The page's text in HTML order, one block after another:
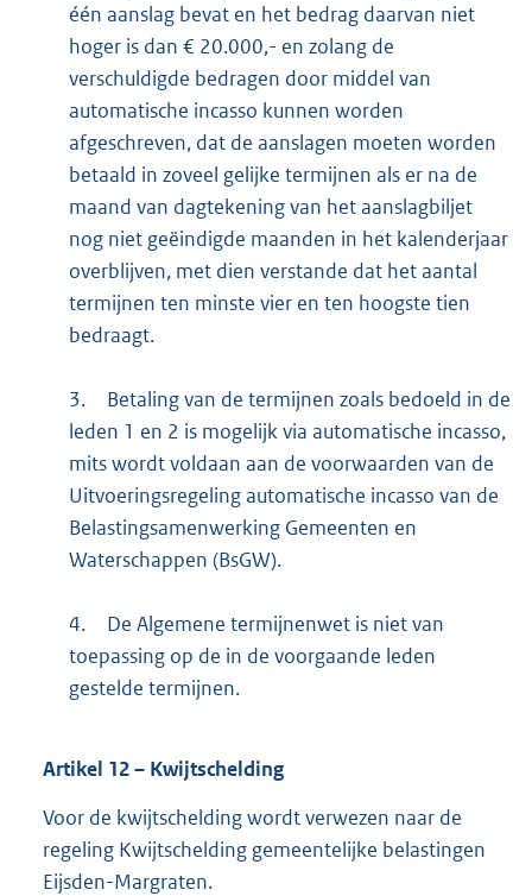
één aanslag bevat en het bedrag daarvan niet
hoger is dan € 20.000,- en zolang de
verschuldigde bedragen door middel van
automatische incasso kunnen worden
afgeschreven, dat de aanslagen moeten worden
betaald in zoveel gelijke termijnen als er na de
maand van dagtekening van het aanslagbiljet
nog niet geëindigde maanden in het kalenderjaar
overblijven, met dien verstande dat het aantal
termijnen ten minste vier en ten hoogste tien
bedraagt.
3.
Betaling van de termijnen zoals bedoeld in de
leden 1 en 2 is mogelijk via automatische incasso,
mits wordt voldaan aan de voorwaarden van de
Uitvoeringsregeling automatische incasso van de
Belastingsamenwerking Gemeenten en
Waterschappen (BsGW).
4.
De Algemene termijnenwet is niet van
toepassing op de in de voorgaande leden
gestelde termijnen.
Artikel 12– Kwijtschelding
Voor de kwijtschelding wordt verwezen naar de
regeling Kwijtschelding gemeentelijke belastingen
Eijsden-Margraten.